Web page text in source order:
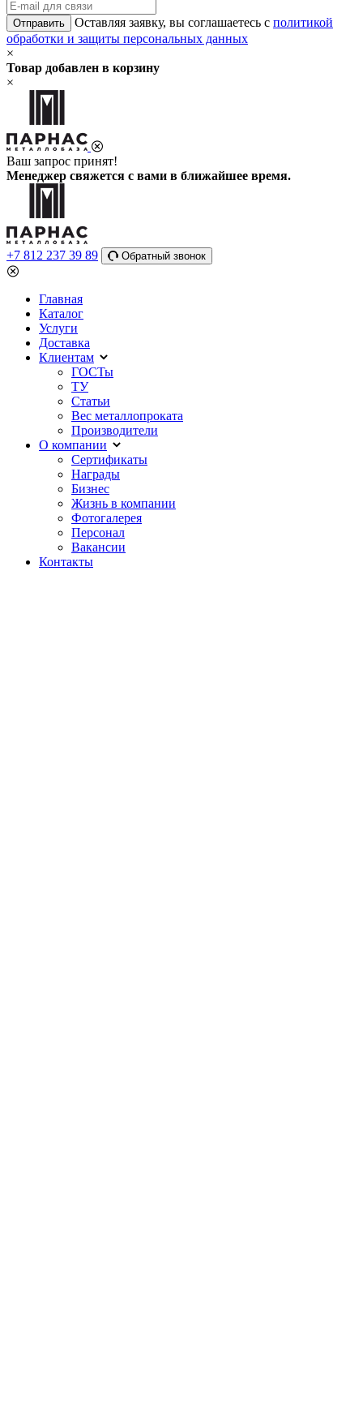
Отправить Оставляя заявку, вы соглашаетесь с политикой
обработки и защиты персональных данных
×
Товар добавлен в корзину
×
Ваш запрос принят!
Менеджер свяжется с вами в ближайшее время.
+7 812 237 39 89 Обратный звонок
Главная
Каталог
Услуги
Доставка
Клиентам
ГОСТы
ТУ
Статьи
Вес металлопроката
Производители
О компании
Сертификаты
Награды
Бизнес
Жизнь в компании
Фотогалерея
Персонал
Вакансии
Контакты